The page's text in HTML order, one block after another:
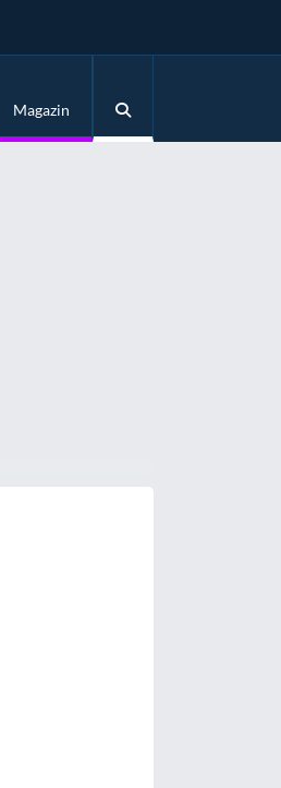
Magazin